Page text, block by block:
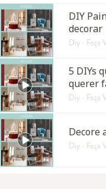
DIY
decorar
Diy - Faça
5 DIYs
querer
Diy - Faça
Decore
Diy - Faça